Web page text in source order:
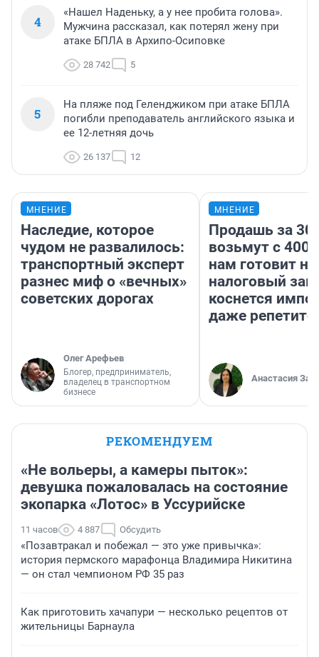
4
«Нашел Наденьку, а у нее пробита голова».
Мужчина рассказал, как потерял жену при
атаке БПЛА в Архипо-Осиповке
28 742 5
5
На пляже под Геленджиком при атаке БПЛА
погибли преподаватель английского языка и
ее 12-летняя дочь
26 137 12
МНЕНИЕ
Наследие, которое
чудом не развалилось:
транспортный эксперт
разнес миф о «вечных»
советских дорогах
Олег Арефьев
Блогер, предприниматель,
владелец в транспортном
бизнесе
МНЕНИЕ
Продашь за
возьмут с
нам готовит
налоговый
коснется
даже
Анастасия
РЕКОМЕНДУЕМ
«Не вольеры, а камеры пыток»:
девушка пожаловалась на состояние
экопарка «Лотос» в Уссурийске
11 часов 4 887 Обсудить
«Позавтракал и побежал — это уже привычка»:
история пермского марафонца Владимира Никитина
— он стал чемпионом РФ 35 раз
Как приготовить хачапури — несколько рецептов от
жительницы Барнаула